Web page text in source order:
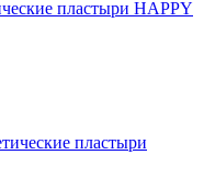
пластыри HAPPY